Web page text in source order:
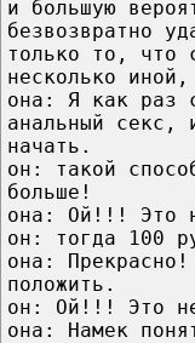
и большую
безвозвратно
только то, что
несколько
она: Я как раз
анальный секс,
начать.
он: такой
больше!
она: Ой!!! Это
он: тогда 100
она:
положить.
он: Ой!!! Это
она: Намек